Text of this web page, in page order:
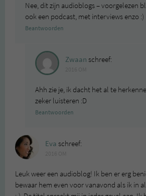
Nee, dit zijn audioblogs – voorgelezen
ook een podcast, met interviews enzo :)
Beantwoorden
Zwaan schreef:
Ahh zie je, ik dacht het al te
zeker luisteren :D
Beantwoorden
Eva schreef:
Leuk weer een audioblog! Ik ben er erg
bewaar hem even voor vanavond als ik in